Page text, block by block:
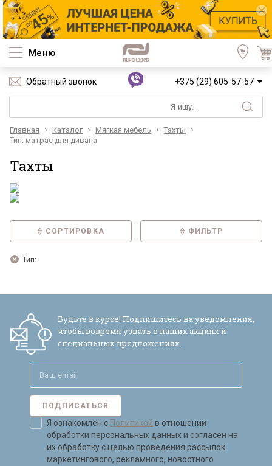
Меню
Обратный звонок +375 (29) 605-57-57
Главная Каталог Мягкая мебель
Тахты
Тип: матрас для дивана
Тахты
СОРТИРОВКА ФИЛЬТР
Тип:
Будьте в курсе! Подпишитесь на уведомления,
чтобы вовремя узнать о наших акциях и
специальных предложениях.
ПОДПИСАТЬСЯ
Я ознакомлен с Политикой в отношении
обработки персональных данных и согласен на
их обработку с целью проведения рассылок
маркетингового, рекламного, новостного